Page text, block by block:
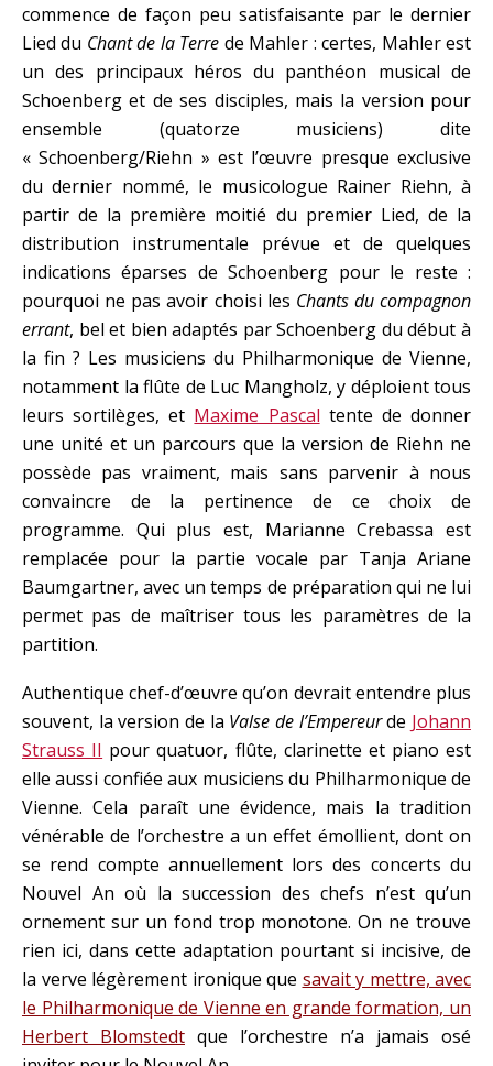
commence de façon peu satisfaisante par le dernier
Lied du Chant de la Terre de Mahler : certes, Mahler est
un des principaux héros du panthéon musical de
Schoenberg et de ses disciples, mais la version pour
ensemble (quatorze musiciens) dite
« Schoenberg/Riehn » est l’œuvre presque exclusive
du dernier nommé, le musicologue Rainer Riehn, à
partir de la première moitié du premier Lied, de la
distribution instrumentale prévue et de quelques
indications éparses de Schoenberg pour le reste :
pourquoi ne pas avoir choisi les Chants du compagnon
errant, bel et bien adaptés par Schoenberg du début à
la fin ? Les musiciens du Philharmonique de Vienne,
notamment la flûte de Luc Mangholz, y déploient tous
leurs sortilèges, et Maxime Pascal tente de donner
une unité et un parcours que la version de Riehn ne
possède pas vraiment, mais sans parvenir à nous
convaincre de la pertinence de ce choix de
programme. Qui plus est, Marianne Crebassa est
remplacée pour la partie vocale par Tanja Ariane
Baumgartner, avec un temps de préparation qui ne lui
permet pas de maîtriser tous les paramètres de la
partition.
Authentique chef-d’œuvre qu’on devrait entendre plus
souvent, la version de la Valse de l’Empereurde Johann
Strauss II pour quatuor, flûte, clarinette et piano est
elle aussi confiée aux musiciens du Philharmonique de
Vienne. Cela paraît une évidence, mais la tradition
vénérable de l’orchestre a un effet émollient, dont on
se rend compte annuellement lors des concerts du
Nouvel An où la succession des chefs n’est qu’un
ornement sur un fond trop monotone. On ne trouve
rien ici, dans cette adaptation pourtant si incisive, de
la verve légèrement ironique que savait y mettre, avec
le Philharmonique de Vienne en grande formation, un
Herbert Blomstedt que l’orchestre n’a jamais osé